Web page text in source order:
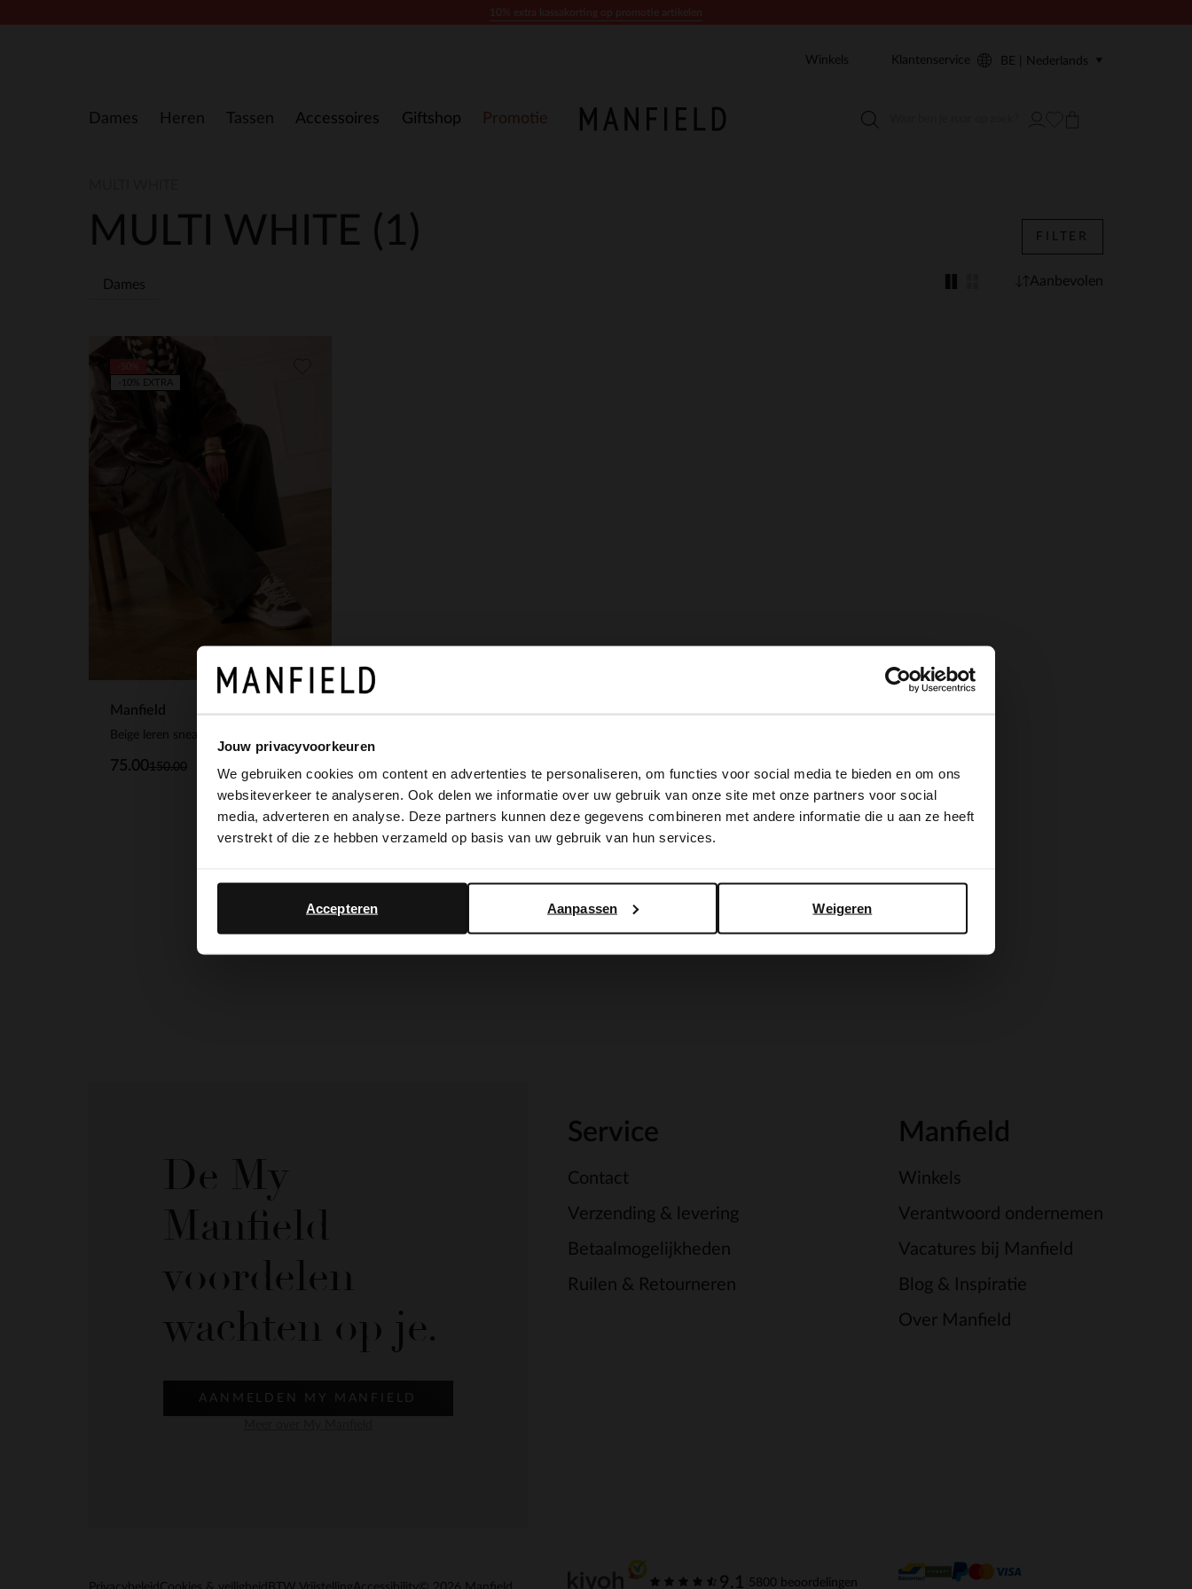
Jouw privacyvoorkeuren
We gebruiken cookies om content en advertenties te personaliseren, om functies voor social media te bieden en om ons
websiteverkeer te analyseren. Ook delen we informatie over uw gebruik van onze site met onze partners voor social
media, adverteren en analyse. Deze partners kunnen deze gegevens combineren met andere informatie die u aan ze heeft
verstrekt of die ze hebben verzameld op basis van uw gebruik van hun services.
Weigeren
Aanpassen
Accepteren
Dames Heren Tassen Accessoires Giftshop Promotie
Winkels Klantenservice BE | Nederlands
MULTI WHITE (1)
Dames
FILTER
Aanbevolen
Manfield
150.00
75.00
-10% EXTRA
De My
Manfield
voordelen
wachten op je.
AANMELDEN MY MANFIELD
Service
Contact
Verzending & levering
Betaalmogelijkheden
Ruilen & Retourneren
Manfield
Winkels
Verantwoord ondernemen
Vacatures bij Manfield
Blog & Inspiratie
Over Manfield
9.1 5800 beoordelingen
×
It looks like your language isn't Dutch. Would you like to